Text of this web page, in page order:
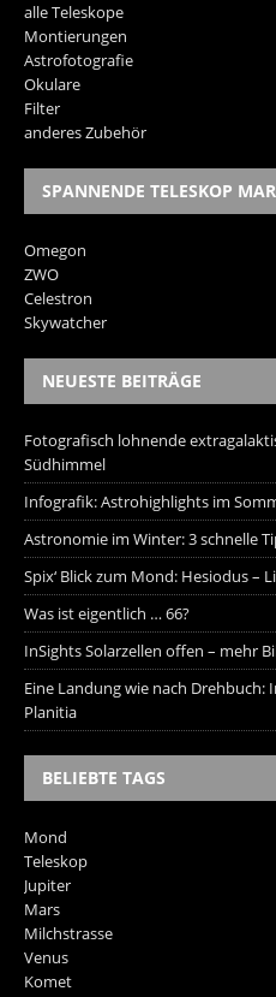
alle Teleskope
Montierungen
Astrofotografie
Okulare
Filter
anderes Zubehör
SPANNENDE TELESKOP
Omegon
ZWO
Celestron
Skywatcher
NEUESTE BEITRÄGE
Fotografisch lohnende
Südhimmel
Infografik: Astrohighlights im
Astronomie im Winter: 3 schnelle
Spix‘ Blick zum Mond: Hesiodus –
Was ist eigentlich … 66?
InSights Solarzellen offen – mehr
Eine Landung wie nach Drehbuch:
Planitia
BELIEBTE TAGS
Mond
Teleskop
Jupiter
Mars
Milchstrasse
Venus
Komet